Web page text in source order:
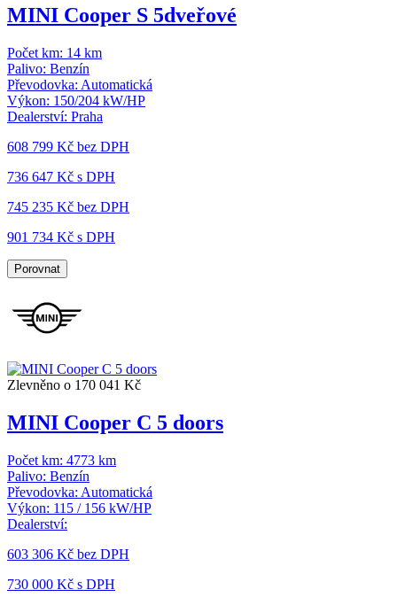
MINI Cooper S 5dveřové
Počet km: 14 km
Palivo: Benzín
Převodovka: Automatická
Výkon: 150/204 kW/HP
Dealerství: Praha
608 799 Kč bez DPH
736 647 Kč s DPH
745 235 Kč bez DPH
901 734 Kč s DPH
Porovnat
Zlevněno o 170 041 Kč
MINI Cooper C 5 doors
Počet km: 4773 km
Palivo: Benzín
Převodovka: Automatická
Výkon: 115 / 156 kW/HP
Dealerství:
603 306 Kč bez DPH
730 000 Kč s DPH